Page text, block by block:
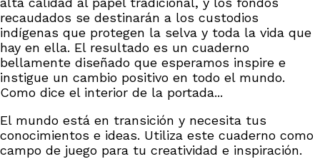
recaudados se destinarán a los custodios
indígenas que protegen la selva y toda la vida que
hay en ella. El resultado es un cuaderno
bellamente diseñado que esperamos inspire e
instigue un cambio positivo en todo el mundo.
Como dice el interior de la portada...
El mundo está en transición y necesita tus
conocimientos e ideas. Utiliza este cuaderno como
campo de juego para tu creatividad e inspiración.